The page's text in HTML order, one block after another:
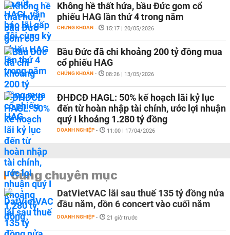
Không hề thất hứa, bầu Đức gom cổ
phiếu HAG lần thứ 4 trong năm
CHỨNG KHOÁN - 15:17 | 20/05/2026
Bầu Đức đã chi khoảng 200 tỷ đồng mua
cổ phiếu HAG
CHỨNG KHOÁN - 08:26 | 13/05/2026
ĐHĐCĐ HAGL: 50% kế hoạch lãi kỷ lục
đến từ hoàn nhập tài chính, ước lợi nhuận
quý I khoảng 1.280 tỷ đồng
DOANH NGHIỆP - 11:00 | 17/04/2026
Cùng chuyên mục
DatVietVAC lãi sau thuế 135 tỷ đồng nửa
đầu năm, dồn 6 concert vào cuối năm
DOANH NGHIỆP - 21 giờ trước